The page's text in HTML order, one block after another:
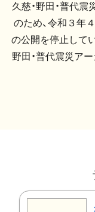
久慈・野田・普代
のため、令和３年
の公開を停止して
野田・普代震災ア